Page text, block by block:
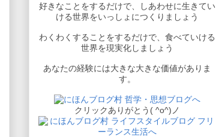
好きなことをするだけで、しあわせに生きてい
ける世界をいっしょにつくりましょう
わくわくすることをするだけで、食べていける
世界を現実化しましょう
あなたの経験には大きな大きな価値がありま
す。
クリックありがとう( ^o^)ノ